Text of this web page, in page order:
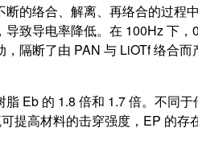
的络合、解离、再络合的过程
致导电率降低。在 100Hz 下
隔断了由 PAN 与 LiOTf 络合
Eb 的 1.8 倍和 1.7 倍。不同
高材料的击穿强度，EP 的